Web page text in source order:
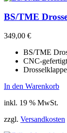
BS/TME
349,00 €
BS/TME
CNC-
In den Warenkorb
inkl. 19 % MwSt.
zzgl. Versandkosten